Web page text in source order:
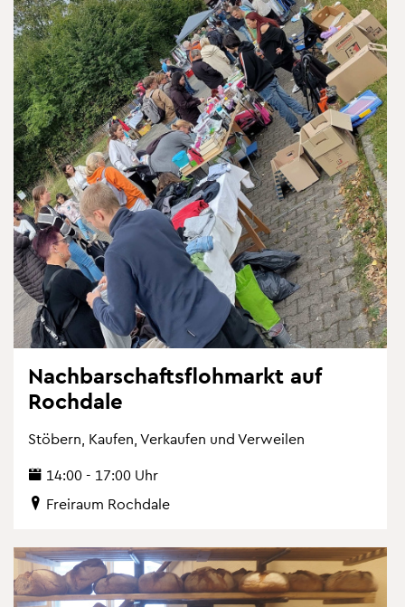
Nach­bar­schafts­floh­markt auf
Roch­da­le
Stö­bern, Kau­fen, Ver­kau­fen und Ver­wei­len
14:00 - 17:00 Uhr
Frei­raum Roch­da­le